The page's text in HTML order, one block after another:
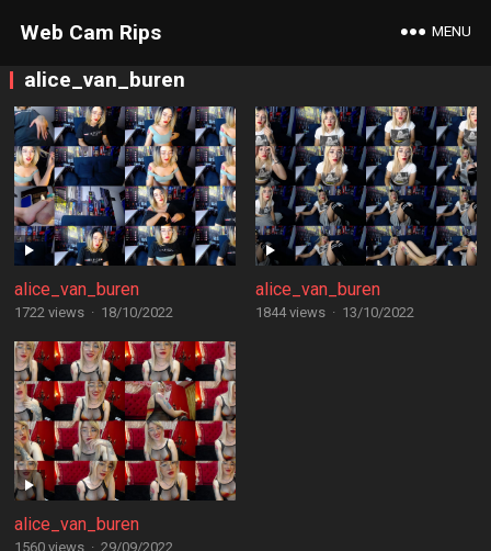
Web Cam Rips MENU
alice_van_buren
alice_van_buren
1722 views · 18/10/2022
alice_van_buren
1844 views · 13/10/2022
alice_van_buren
1560 views · 29/09/2022